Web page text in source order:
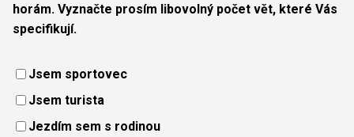
horám. Vyznačte prosím libovolný počet vět, které Vás
specifikují.
Jsem sportovec
Jsem turista
Jezdím sem s rodinou